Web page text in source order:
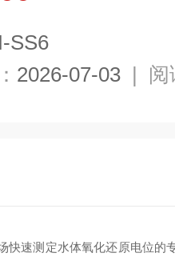
SS6
2026-07-03 | 阅
快速测定水体氧化还原电位的